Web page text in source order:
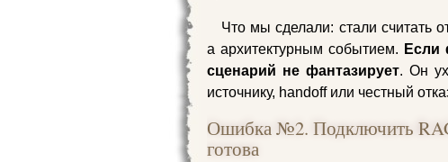
Что мы сделали: стали считать
а архитектурным событием. Если
сценарий не фантазирует. Он
источнику, handoff или честный
Ошибка №2. Подключить
готова